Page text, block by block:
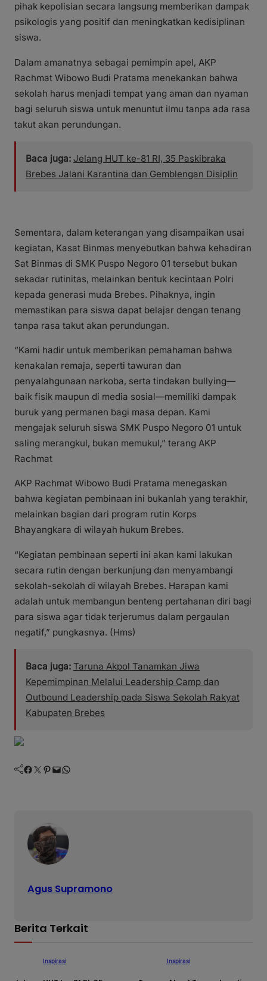
pihak kepolisian secara langsung memberikan dampak
psikologis yang positif dan meningkatkan kedisiplinan
siswa.
Dalam amanatnya sebagai pemimpin apel, AKP
Rachmat Wibowo Budi Pratama menekankan bahwa
sekolah harus menjadi tempat yang aman dan nyaman
bagi seluruh siswa untuk menuntut ilmu tanpa ada rasa
takut akan perundungan.
Baca juga: Jelang HUT ke-81 RI, 35 Paskibraka
Brebes Jalani Karantina dan Gemblengan Disiplin
Sementara, dalam keterangan yang disampaikan usai
kegiatan, Kasat Binmas menyebutkan bahwa kehadiran
Sat Binmas di SMK Puspo Negoro 01 tersebut bukan
sekadar rutinitas, melainkan bentuk kecintaan Polri
kepada generasi muda Brebes. Pihaknya, ingin
memastikan para siswa dapat belajar dengan tenang
tanpa rasa takut akan perundungan.
“Kami hadir untuk memberikan pemahaman bahwa
kenakalan remaja, seperti tawuran dan
penyalahgunaan narkoba, serta tindakan bullying—
baik fisik maupun di media sosial—memiliki dampak
buruk yang permanen bagi masa depan. Kami
mengajak seluruh siswa SMK Puspo Negoro 01 untuk
saling merangkul, bukan memukul,” terang AKP
Rachmat
AKP Rachmat Wibowo Budi Pratama menegaskan
bahwa kegiatan pembinaan ini bukanlah yang terakhir,
melainkan bagian dari program rutin Korps
Bhayangkara di wilayah hukum Brebes.
“Kegiatan pembinaan seperti ini akan kami lakukan
secara rutin dengan berkunjung dan menyambangi
sekolah-sekolah di wilayah Brebes. Harapan kami
adalah untuk membangun benteng pertahanan diri bagi
para siswa agar tidak terjerumus dalam pergaulan
negatif,” pungkasnya. (Hms)
Baca juga: Taruna Akpol Tanamkan Jiwa
Kepemimpinan Melalui Leadership Camp dan
Outbound Leadership pada Siswa Sekolah Rakyat
Kabupaten Brebes
Facebook Twitter Pinterest Mail WhatsApp
Agus Supramono
Berita Terkait
Inspirasi Inspirasi